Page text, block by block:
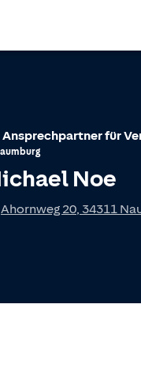
für
Noe
Ahornweg 20, 34311